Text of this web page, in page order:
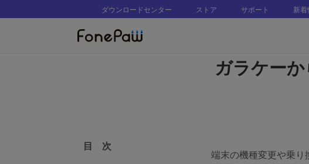
ダウンロードセンター ストア サポート 新着
ガラケー
目 次
端末の機種変更や乗